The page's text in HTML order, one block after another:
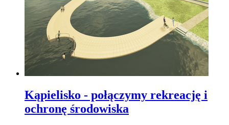
Kąpielisko - połączymy rekreację i
ochronę środowiska